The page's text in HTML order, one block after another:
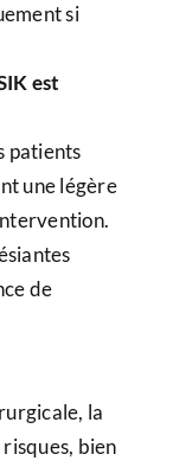
si
est
patients
une légère
de
la
bien